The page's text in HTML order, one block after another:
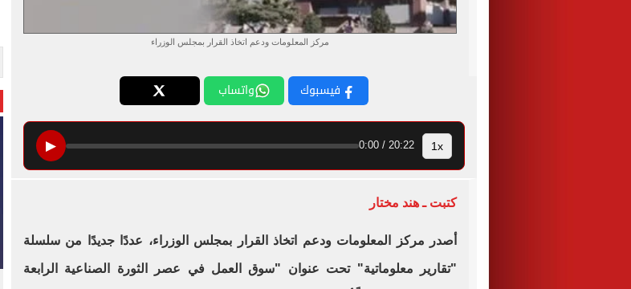
مركز المعلومات ودعم اتخاذ القرار بمجلس الوزراء
فيسبوك واتساب
▶ 20:22 / 0:00 1x
كتبت ـ هند مختار
أصدر مركز المعلومات ودعم اتخاذ القرار بمجلس الوزراء، عددًا جديدًا من سلسلة
"تقارير معلوماتية" تحت عنوان "سوق العمل في عصر الثورة الصناعية الرابعة